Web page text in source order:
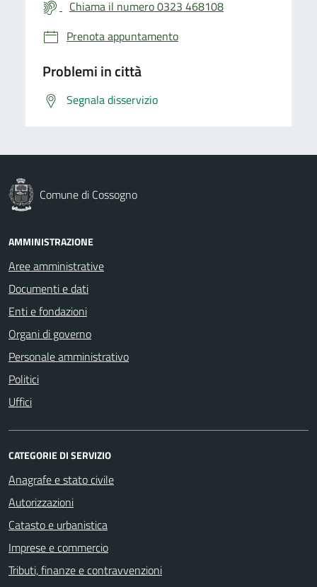
Chiama il numero 0323 468108
Prenota appuntamento
Problemi in città
Segnala disservizio
Comune di Cossogno
AMMINISTRAZIONE
Aree amministrative
Documenti e dati
Enti e fondazioni
Organi di governo
Personale amministrativo
Politici
Uffici
CATEGORIE DI SERVIZIO
Anagrafe e stato civile
Autorizzazioni
Catasto e urbanistica
Imprese e commercio
Tributi, finanze e contravvenzioni